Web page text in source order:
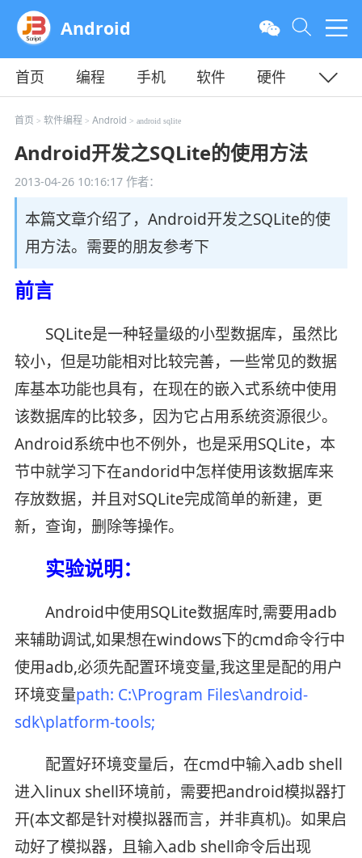
Android
首页 编程 手机 软件
硬件
教程
平面 服务器
首页 > 软件编程 > Android > android sqlite
Android开发之SQLite的使用方法
2013-04-26 10:16:17作者：
本篇文章介绍了，Android开发之SQLite的使
用方法。需要的朋友参考下
前言
SQLite是一种轻量级的小型数据库，虽然比
较小，但是功能相对比较完善，一些常见的数据
库基本功能也具有，在现在的嵌入式系统中使用
该数据库的比较多，因为它占用系统资源很少。
Android系统中也不例外，也是采用SQLite，本
节中就学习下在andorid中怎样使用该数据库来
存放数据，并且对SQLite完成简单的新建，更
新，查询，删除等操作。
实验说明：
Android中使用SQLite数据库时,需要用adb
来辅助调试,如果想在windows下的cmd命令行中
使用adb,必须先配置环境变量,我这里是配的用户
环境变量path: C:\Program Files\android-
sdk\platform-tools;
配置好环境变量后，在cmd中输入adb shell
进入linux shell环境前，需要把android模拟器打
开(本文都是针对模拟器而言，并非真机)。如果启
动好了模拟器，且输入adb shell命令后出现